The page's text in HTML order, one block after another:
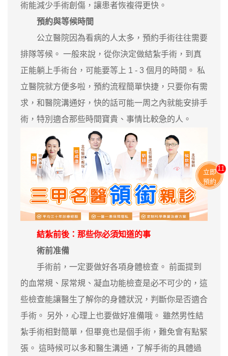
術能減少手術創傷，讓患者恢複得更快。
預約與等候時間
公立醫院因為看病的人太多，預約手術往往需要
排隊等候。 一般來說，從你決定做結紮手術，到真
正能躺上手術台，可能要等上 1 - 3 個月的時間。 私
立醫院就方便多啦，預約流程簡單快捷，只要你有需
求，和醫院溝通好，快的話可能一周之內就能安排手
術，特別適合那些時間寶貴、事情比較急的人。
結紮前後：那些你必須知道的事
術前准備
手術前，一定要做好各項身體檢查。 前面提到
的血常規、尿常規、凝血功能檢查是必不可少的，這
些檢查能讓醫生了解你的身體狀況，判斷你是否適合
手術。 另外，心理上也要做好准備哦。 雖然男性結
紮手術相對簡單，但畢竟也是個手術，難免會有點緊
張。 這時候可以多和醫生溝通，了解手術的具體過
立即
預約
11